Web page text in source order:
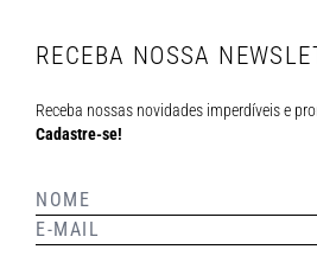
RECEBA NOSSA
Receba nossas novidades imperdíveis e
Cadastre-se!